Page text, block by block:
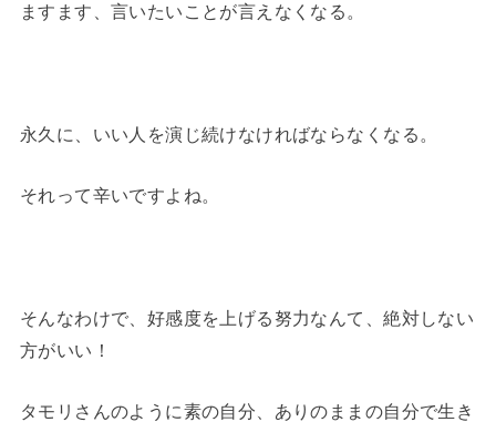
ますます、言いたいことが言えなくなる。
永久に、いい人を演じ続けなければならなくなる。
それって辛いですよね。
そんなわけで、好感度を上げる努力なんて、絶対しない
方がいい！
タモリさんのように素の自分、ありのままの自分で生き